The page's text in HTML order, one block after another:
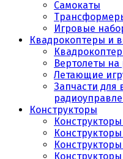
Самокаты
Игровые
Квадрокоптеры и
Вертолеты
Летающие
Запчасти для
Конструкторы